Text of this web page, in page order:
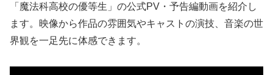
「魔法科高校の優等生」の公式PV・予告編動画を紹介し
ます。映像から作品の雰囲気やキャストの演技、音楽の世
界観を一足先に体感できます。